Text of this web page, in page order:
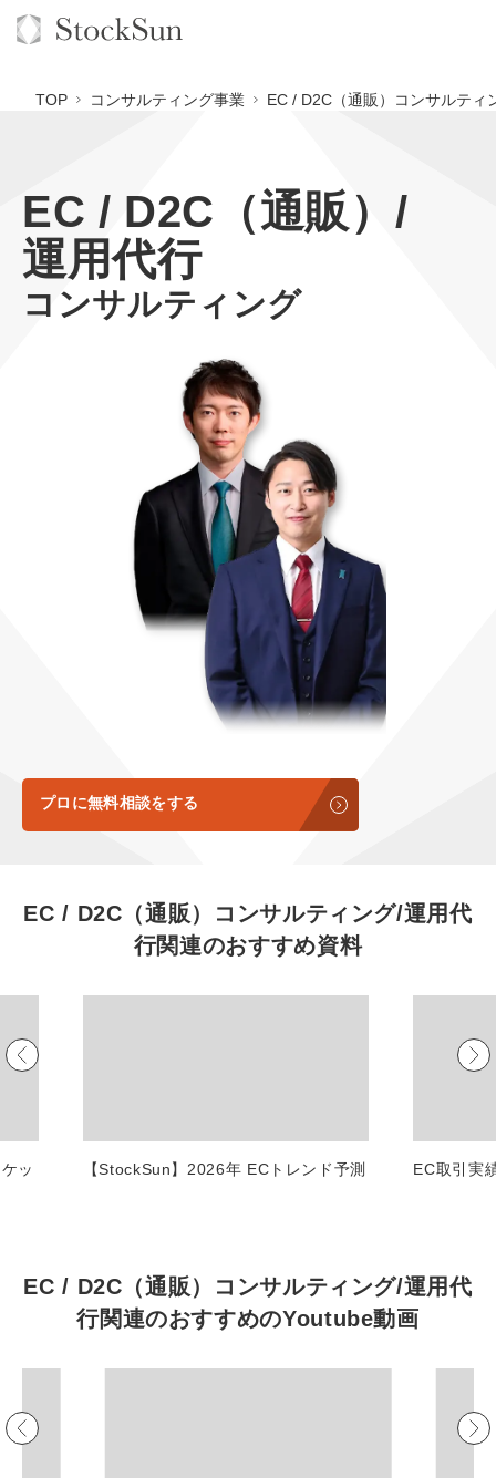
オーダーメイド支援
TOP
コンサルタント一覧
BPO支援
定額制Webマーケティング代行『マキトルくん』
定額制採用代行・RPO『トルトルくん』
営業改善特化の動画制作『動画でカリトルくん』
定額LINE運用代行『LINEマキトルくん』
オリジナルサービス
拡散付1日密着動画制作『まるごと社長』
1本無料で記事を制作『SEOトライアル』
定額制LP制作・改善『最強LP』
採用YouTubeチャンネル構築『トリトル』
オンラインサロン
YouTubeディレクター
ミッション・ビジョン・バリュー
代表メッセージ（岩野圭佑）
取締役メッセージ（株本祐己）
動画ディレクター
マーケマネージャー
カスタマーサクセスマネージャー
内部監査室長
TOP コンサルティング事業 EC / D2C（通販）コンサルティ
EC / D2C（通販）/
運用代行
コンサルティング
プロに無料相談をする
EC / D2C（通販）コンサルティング/運用代
行関連のおすすめ資料
ッ 【StockSun】2026年 ECトレンド予測 EC取引実
EC / D2C（通販）コンサルティング/運用代
行関連のおすすめのYoutube動画